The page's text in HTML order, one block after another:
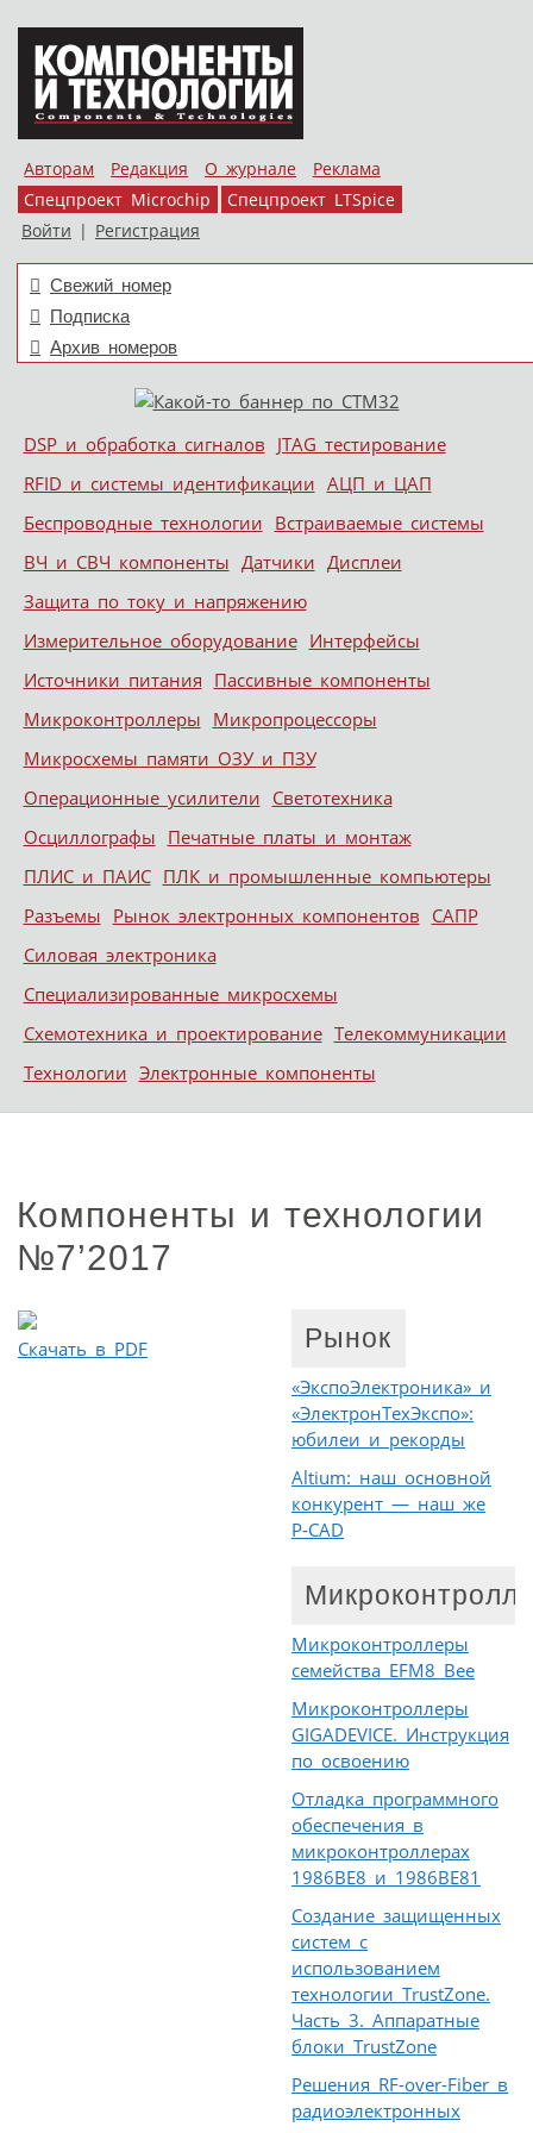
Авторам Редакция О журнале
Реклама
Спецпроект Microchip
Спецпроект LTSpice
Войти | Регистрация
Свежий номер
Подписка
Архив номеров
Меню
Skip to content
DSP и обработка сигналов JTAG тестирование
RFID и системы идентификации АЦП и ЦАП
Беспроводные технологии Встраиваемые системы
ВЧ и СВЧ компоненты Датчики Дисплеи
Защита по току и напряжению
Измерительное оборудование Интерфейсы
Источники питания Пассивные компоненты
Микроконтроллеры Микропроцессоры
Микросхемы памяти ОЗУ и ПЗУ
Операционные усилители Светотехника
Осциллографы Печатные платы и монтаж
ПЛИС и ПАИС ПЛК и промышленные компьютеры
Разъемы Рынок электронных компонентов САПР
Силовая электроника
Специализированные микросхемы
Схемотехника и проектирование Телекоммуникации
Технологии Электронные компоненты
Компоненты и технологии
№7’2017
Скачать в PDF Рынок
«ЭкспоЭлектроника» и
«ЭлектронТехЭкспо»:
юбилеи и рекорды
Altium: наш основной
конкурент — наш же
P‑CAD
Микроконтроллеры
семейства EFM8 Bee
Микроконтроллеры
GIGADEVICE. Инструкция
по освоению
Отладка программного
обеспечения в
микроконтроллерах
1986ВЕ8 и 1986ВЕ81
Создание защищенных
систем с
использованием
технологии TrustZone.
Часть 3. Аппаратные
блоки TrustZone
Решения RF-over-Fiber в
радиоэлектронных